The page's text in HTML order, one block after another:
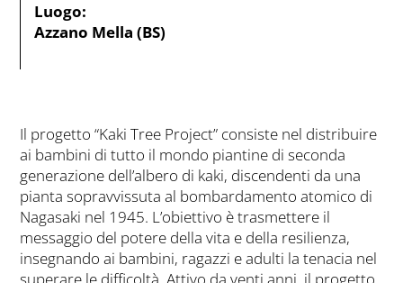
Luogo:
Azzano Mella (BS)
Il progetto “Kaki Tree Project” consiste nel distribuire
ai bambini di tutto il mondo piantine di seconda
generazione dell’albero di kaki, discendenti da una
pianta sopravvissuta al bombardamento atomico di
Nagasaki nel 1945. L’obiettivo è trasmettere il
messaggio del potere della vita e della resilienza,
insegnando ai bambini, ragazzi e adulti la tenacia nel